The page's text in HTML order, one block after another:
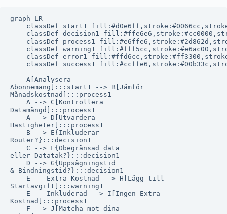
graph LR
classDef start1
classDef decision1
classDef process1
classDef warning1
classDef error1
classDef success1
    A[Analysera
Abonnemang]:::start1 --> B[Jämför
Månadskostnad]:::process1
    A --> C[Kontrollera
Datamängd]:::process1
    A --> D[Utvärdera
Hastigheter]:::process1
    B --> E{Inkluderar
Router?}:::decision1
    C --> F{Obegränsad data
eller Datatak?}:::decision1
    D --> G{Uppsägningstid
& Bindningstid?}:::decision1
    E -- Extra Kostnad --> H[Lägg till
Startavgift]:::warning1
    E -- Inkluderad --> I[Ingen Extra
Kostnad]:::process1
    F --> J[Matcha mot dina